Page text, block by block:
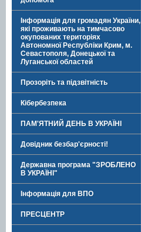
Інформація для громадян України,
які проживають на тимчасово
окупованих територіях
Автономної Республіки Крим, м.
Севастополя, Донецької та
Луганської областей
Прозоріть та підзвітність
Кібербезпека
ПАМ'ЯТНИЙ ДЕНЬ В УКРАЇНІ
Довідник безбар'єрності!
Державна програма "ЗРОБЛЕНО
В УКРАЇНІ"
Інформація для ВПО
ПРЕСЦЕНТР